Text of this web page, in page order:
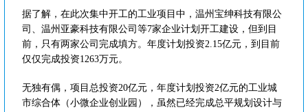
据了解，在此次集中开工的工业项目中，温州宝绅科技有限公
司、温州亚豪科技有限公司等7家企业计划开工建设，但到目
前，只有两家公司完成填方。年度计划投资2.15亿元，到目前
仅仅完成投资1263万元。
无独有偶，项目总投资20亿元，年度计划投资2亿元的工业城
市综合体（小微企业创业园），虽然已经完成总平规划设计与